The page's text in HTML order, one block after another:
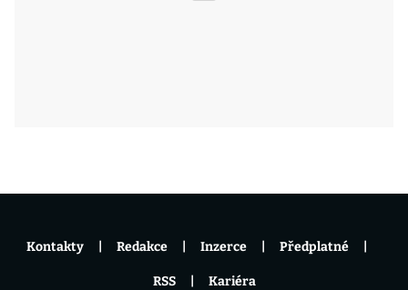
Kontakty Redakce Inzerce Předplatné
RSS Kariéra